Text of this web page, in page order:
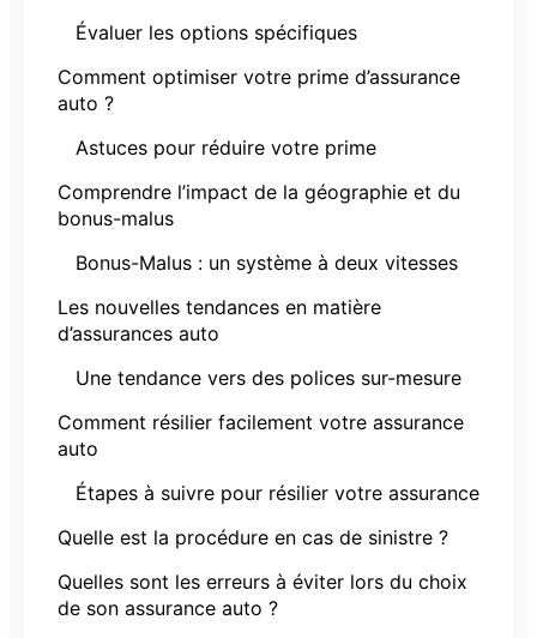
Évaluer les options spécifiques
Comment optimiser votre prime d’assurance
auto ?
Astuces pour réduire votre prime
Comprendre l’impact de la géographie et du
bonus-malus
Bonus-Malus : un système à deux vitesses
Les nouvelles tendances en matière
d’assurances auto
Une tendance vers des polices sur-mesure
Comment résilier facilement votre assurance
auto
Étapes à suivre pour résilier votre assurance
Quelle est la procédure en cas de sinistre ?
Quelles sont les erreurs à éviter lors du choix
de son assurance auto ?